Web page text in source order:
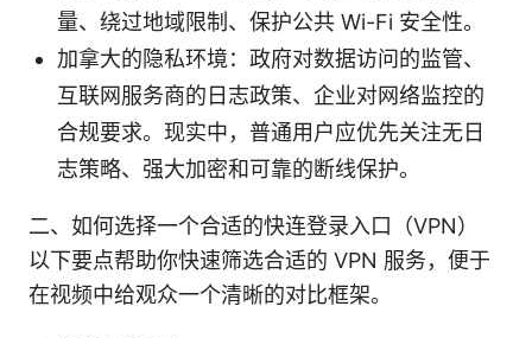
量、绕过地域限制、保护公共 Wi-Fi 安全性。
加拿大的隐私环境：政府对数据访问的监管、
互联网服务商的日志政策、企业对网络监控的
合规要求。现实中，普通用户应优先关注无日
志策略、强大加密和可靠的断线保护。
二、如何选择一个合适的快连登录入口（VPN）
以下要点帮助你快速筛选合适的 VPN 服务，便于
在视频中给观众一个清晰的对比框架。